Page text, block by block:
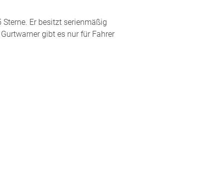
Er besitzt serienmäßig
gibt es nur für Fahrer